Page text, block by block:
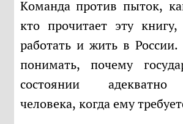
Команда против пыток, как и многие,
кто прочитает эту книгу,
работать и жить в
понимать, почему
состоянии
человека, когда ему